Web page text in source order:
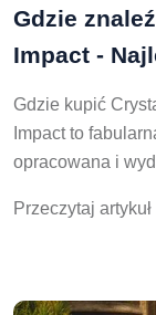
Gdzie
Impact -
Gdzie kupić
Impact to
opracowana i
Przeczytaj artykuł